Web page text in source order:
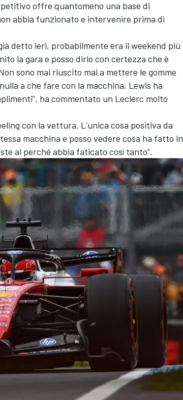
offre quantomeno una base di
abbia funzionato e intervenire prima di
detto ieri, probabilmente era il weekend più
la gara e posso dirlo con certezza che è
sono mai riuscito mai a mettere le gomme
a che fare con la macchina, Lewis ha
ha commentato un Leclerc molto
con la vettura. L’unica cosa positiva da
macchina e posso vedere cosa ha fatto in
al perché abbia faticato così tanto”.